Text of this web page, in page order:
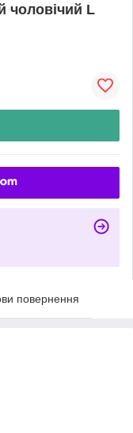
чоловічий L
повернення